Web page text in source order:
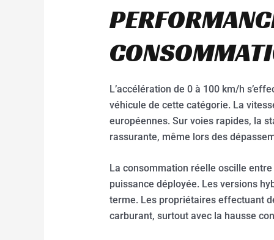
L’accélération de 0 à 100 km/h
véhicule de cette catégorie. La
européennes. Sur voies rapides, la
rassurante, même lors des
La consommation réelle oscille
puissance déployée. Les versions
terme. Les propriétaires effectuant
carburant, surtout avec la hausse